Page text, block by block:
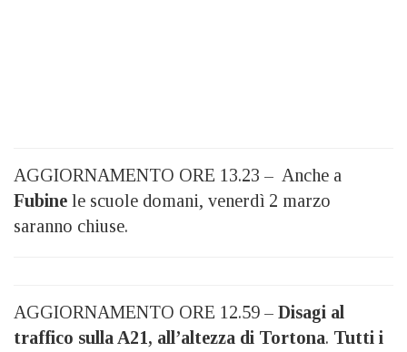
AGGIORNAMENTO ORE 13.23 – Anche a
Fubine le scuole domani, venerdì 2 marzo
saranno chiuse.
AGGIORNAMENTO ORE 12.59 – Disagi al
traffico sulla A21, all’altezza di Tortona. Tutti i